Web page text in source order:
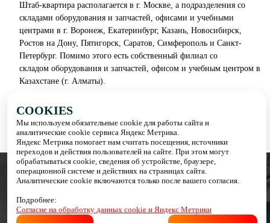
Штаб-квартира располагается в г. Москве, а подразделения со
складами оборудования и запчастей, офисами и учебными
центрами в г. Воронеж, Екатеринбург, Казань, Новосибирск,
Ростов на Дону, Пятигорск, Саратов, Симферополь и Санкт-
Петербург. Помимо этого есть собственный филиал со
складом оборудования и запчастей, офисом и учебным центром в
Казахстане (г. Алматы).
Узнать больше о компании
COOKIES
Мы используем обязательные cookie для работы сайта и
аналитические cookie сервиса Яндекс Метрика.
Яндекс Метрика помогает нам считать посещения, источники
переходов и действия пользователей на сайте. При этом могут
обрабатываться cookie, сведения об устройстве, браузере,
операционной системе и действиях на страницах сайта.
Аналитические cookie включаются только после вашего согласия.
Подробнее:
Согласие на обработку данных cookie и Яндекс Метрики